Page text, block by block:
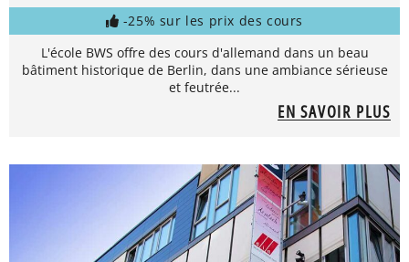
-25% sur les prix des cours
L'école BWS offre des cours d'allemand dans un beau
bâtiment historique de Berlin, dans une ambiance sérieuse
et feutrée...
EN SAVOIR PLUS